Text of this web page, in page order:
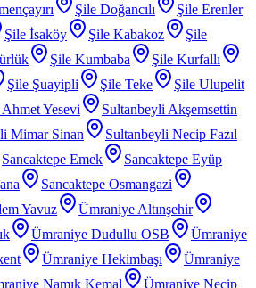
Şile Doğancılı
Şile Erenler
Şile İsaköy Şile Kabakoz
Şile
Şile Kumbaba
Şile Kurfallı
Şile Şuayipli Şile Teke
Şile Ulupelit
Yesevi
Sultanbeyli Akşemsettin
Mimar Sinan
Sultanbeyli Necip Fazıl
Sancaktepe Emek
Sancaktepe Eyüp
Sancaktepe Osmangazi
Yavuz
Ümraniye Altınşehir
Ümraniye Dudullu OSB
Ümraniye
Ümraniye Hekimbaşı
Ümraniye
Namık Kemal
Ümraniye Necip